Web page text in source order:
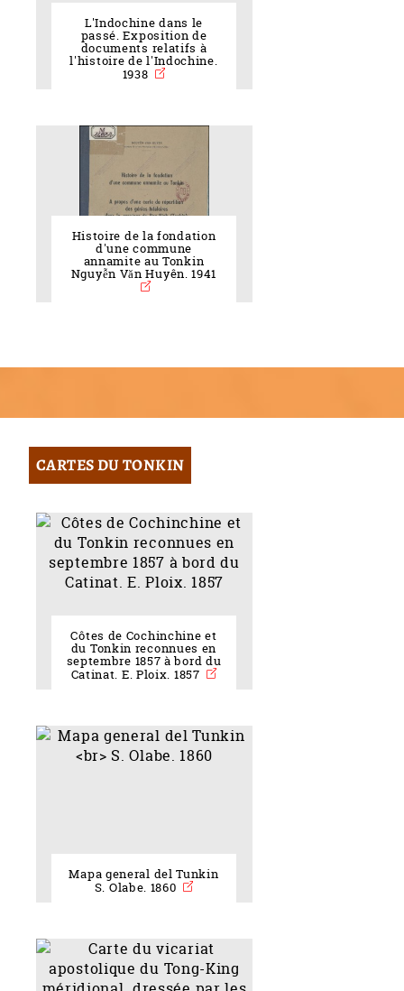
L'Indochine dans le
passé. Exposition de
documents relatifs à
l'histoire de l'Indochine.
1938
Histoire de la fondation
d'une commune
annamite au Tonkin
Nguyễn Văn Huyên. 1941
CARTES DU TONKIN
Côtes de Cochinchine et
du Tonkin reconnues en
septembre 1857 à bord du
Catinat. E. Ploix. 1857
Mapa general del Tunkin
S. Olabe. 1860